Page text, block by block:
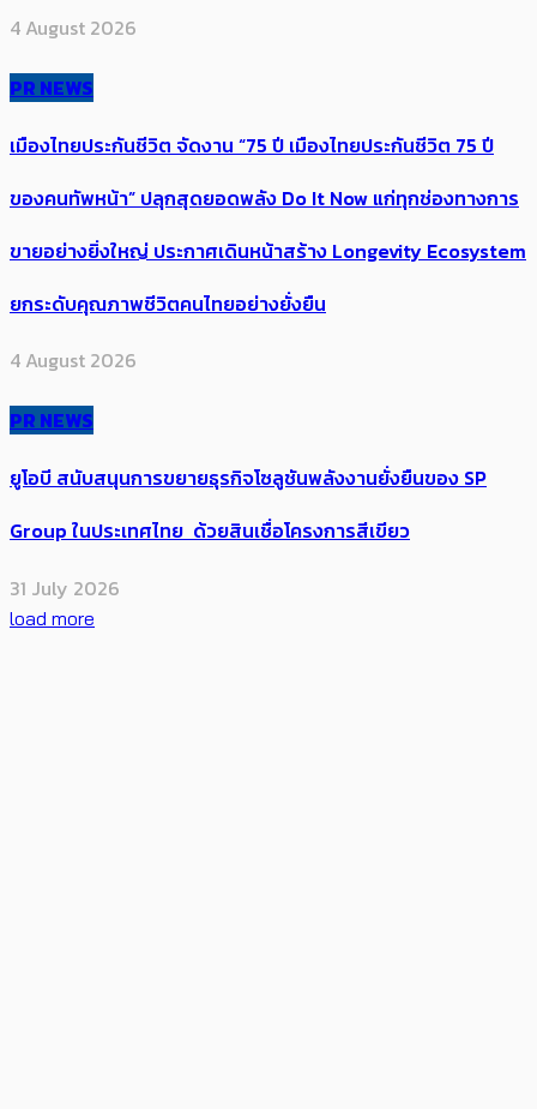
4 August 2026
PR NEWS
เมืองไทยประกันชีวิต จัดงาน “75 ปี เมืองไทยประกันชีวิต 75 ปี
ของคนทัพหน้า” ปลุกสุดยอดพลัง Do It Now แก่ทุกช่องทางการ
ขายอย่างยิ่งใหญ่ ประกาศเดินหน้าสร้าง Longevity Ecosystem
ยกระดับคุณภาพชีวิตคนไทยอย่างยั่งยืน
4 August 2026
PR NEWS
ยูโอบี สนับสนุนการขยายธุรกิจโซลูชันพลังงานยั่งยืนของ SP
Group ในประเทศไทย ด้วยสินเชื่อโครงการสีเขียว
31 July 2026
load more